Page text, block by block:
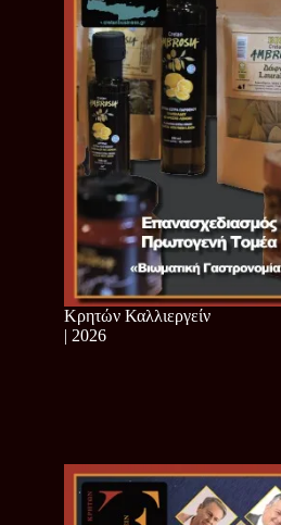
Κρητών Καλλιεργείν
| 2026